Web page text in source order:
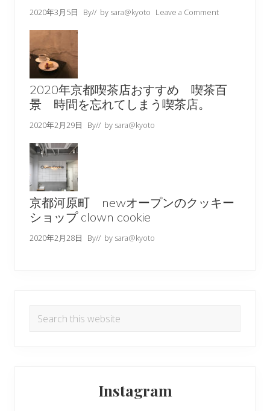
2020年3月5日 By// by sara@kyoto Leave a Comment
2020年京都喫茶店おすすめ 喫茶百
景 時間を忘れてしまう喫茶店。
2020年2月29日 By// by sara@kyoto
京都河原町 newオープンのクッキー
ショップ clown cookie
2020年2月28日 By// by sara@kyoto
Search
Instagram